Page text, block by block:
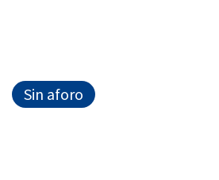
Sin aforo